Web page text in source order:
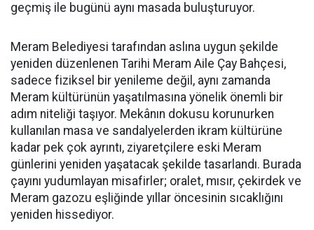
geçmiş ile bugünü aynı masada buluşturuyor.
Meram Belediyesi tarafından aslına uygun şekilde
yeniden düzenlenen Tarihi Meram Aile Çay Bahçesi,
sadece fiziksel bir yenileme değil, aynı zamanda
Meram kültürünün yaşatılmasına yönelik önemli bir
adım niteliği taşıyor. Mekânın dokusu korunurken
kullanılan masa ve sandalyelerden ikram kültürüne
kadar pek çok ayrıntı, ziyaretçilere eski Meram
günlerini yeniden yaşatacak şekilde tasarlandı. Burada
çayını yudumlayan misafirler; oralet, mısır, çekirdek ve
Meram gazozu eşliğinde yıllar öncesinin sıcaklığını
yeniden hissediyor.